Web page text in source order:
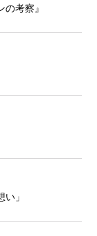
考察』
」